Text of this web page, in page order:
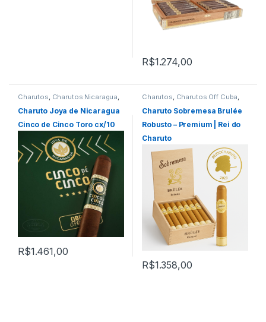
R$1.274,00
Charutos Charutos Nicaragua
Charutos Off Cuba
Produtos
Charuto Joya de Nicaragua
Cinco de Cinco Toro cx/10
R$1.461,00
Charutos Charutos Off Cuba
Charutos Sobremesa
Produtos
Charuto Sobremesa Brulée
Robusto – Premium | Rei do
Charuto
R$1.358,00